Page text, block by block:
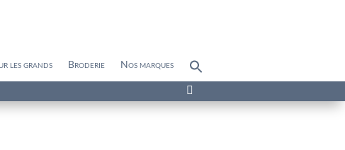
les grands Broderie Nos marques
for:
